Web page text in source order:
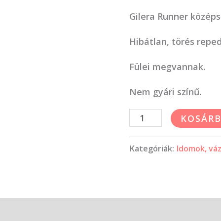
Gilera Runner
Hibátlan, törés
Fülei megvannak.
Nem gyári színű.
Kategóriák: Idomok,